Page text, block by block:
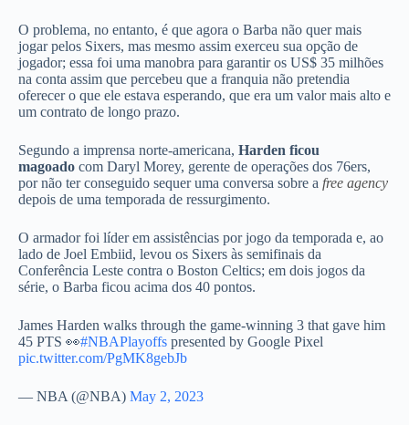
O problema, no entanto, é que agora o Barba não quer mais
jogar pelos Sixers, mas mesmo assim exerceu sua opção de
jogador; essa foi uma manobra para garantir os US$ 35 milhões
na conta assim que percebeu que a franquia não pretendia
oferecer o que ele estava esperando, que era um valor mais alto e
um contrato de longo prazo.
Segundo a imprensa norte-americana, Harden ficou
magoado com Daryl Morey, gerente de operações dos 76ers,
por não ter conseguido sequer uma conversa sobre a free agency
depois de uma temporada de ressurgimento.
O armador foi líder em assistências por jogo da temporada e, ao
lado de Joel Embiid, levou os Sixers às semifinais da
Conferência Leste contra o Boston Celtics; em dois jogos da
série, o Barba ficou acima dos 40 pontos.
James Harden walks through the game-winning 3 that gave him
45 PTS 👀#NBAPlayoffs presented by Google Pixel
pic.twitter.com/PgMK8gebJb
— NBA (@NBA) May 2, 2023